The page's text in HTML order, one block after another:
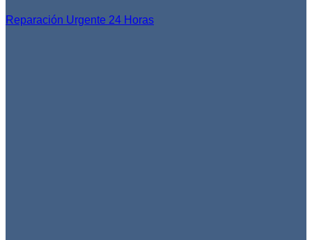
Reparación Urgente 24 Horas